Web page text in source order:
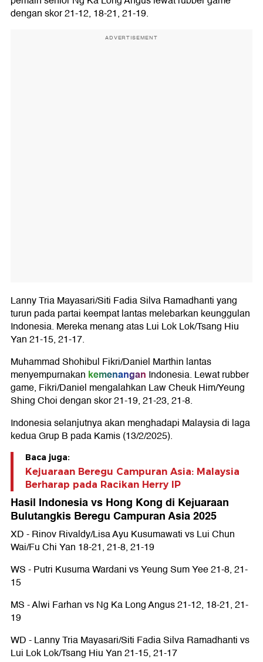
dengan skor 21-12, 18-21, 21-19.
ADVERTISEMENT
Lanny Tria Mayasari/Siti Fadia Silva Ramadhanti yang
turun pada partai keempat lantas melebarkan keunggulan
Indonesia. Mereka menang atas Lui Lok Lok/Tsang Hiu
Yan 21-15, 21-17.
Muhammad Shohibul Fikri/Daniel Marthin lantas
menyempurnakan kemenangan Indonesia. Lewat rubber
game, Fikri/Daniel mengalahkan Law Cheuk Him/Yeung
Shing Choi dengan skor 21-19, 21-23, 21-8.
Indonesia selanjutnya akan menghadapi Malaysia di laga
kedua Grup B pada Kamis (13/2/2025).
Baca juga:
Kejuaraan Beregu Campuran Asia: Malaysia
Berharap pada Racikan Herry IP
Hasil Indonesia vs Hong Kong di Kejuaraan
Bulutangkis Beregu Campuran Asia 2025
XD - Rinov Rivaldy/Lisa Ayu Kusumawati vs Lui Chun
Wai/Fu Chi Yan 18-21, 21-8, 21-19
WS - Putri Kusuma Wardani vs Yeung Sum Yee 21-8, 21-
15
MS - Alwi Farhan vs Ng Ka Long Angus 21-12, 18-21, 21-
19
WD - Lanny Tria Mayasari/Siti Fadia Silva Ramadhanti vs
Lui Lok Lok/Tsang Hiu Yan 21-15, 21-17